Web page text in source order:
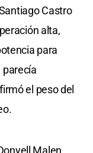
Castro
alta,
para
parecía
el peso del
Malen